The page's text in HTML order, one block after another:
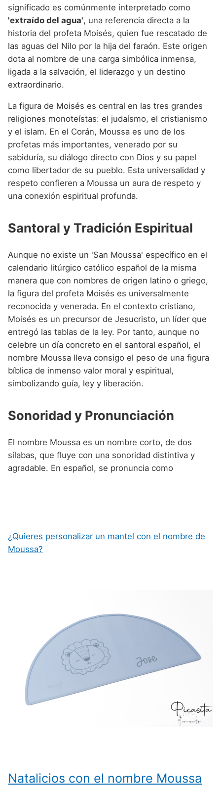
significado es comúnmente interpretado como
'extraído del agua', una referencia directa a la
historia del profeta Moisés, quien fue rescatado de
las aguas del Nilo por la hija del faraón. Este origen
dota al nombre de una carga simbólica inmensa,
ligada a la salvación, el liderazgo y un destino
extraordinario.
La figura de Moisés es central en las tres grandes
religiones monoteístas: el judaísmo, el cristianismo
y el islam. En el Corán, Moussa es uno de los
profetas más importantes, venerado por su
sabiduría, su diálogo directo con Dios y su papel
como libertador de su pueblo. Esta universalidad y
respeto confieren a Moussa un aura de respeto y
una conexión espiritual profunda.
Santoral y Tradición Espiritual
Aunque no existe un 'San Moussa' específico en el
calendario litúrgico católico español de la misma
manera que con nombres de origen latino o griego,
la figura del profeta Moisés es universalmente
reconocida y venerada. En el contexto cristiano,
Moisés es un precursor de Jesucristo, un líder que
entregó las tablas de la ley. Por tanto, aunque no
celebre un día concreto en el santoral español, el
nombre Moussa lleva consigo el peso de una figura
bíblica de inmenso valor moral y espiritual,
simbolizando guía, ley y liberación.
Sonoridad y Pronunciación
El nombre Moussa es un nombre corto, de dos
sílabas, que fluye con una sonoridad distintiva y
agradable. En español, se pronuncia como
¿Quieres personalizar un mantel con el nombre de
Moussa?
Natalicios con el nombre Moussa